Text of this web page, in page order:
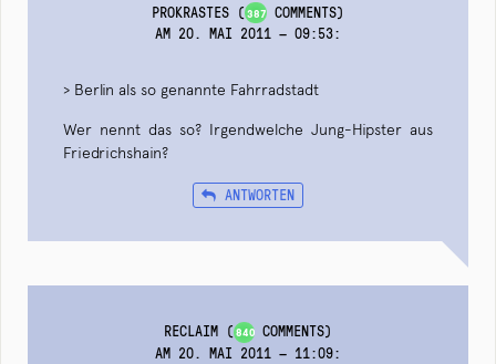
PROKRASTES (387COMMENTS)
AM 20. MAI 2011 — 09:53:
> Berlin als so genannte Fahrradstadt
Wer nennt das so? Irgendwelche Jung-Hipster aus
Friedrichshain?
ANTWORTEN
RECLAIM (840 COMMENTS)
AM 20. MAI 2011 — 11:09: